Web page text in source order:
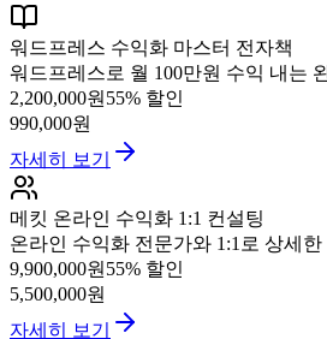
워드프레스 수익화 마스터 전자책
워드프레스로 월 100만원 수익 내는
2,200,000원 55% 할인
990,000원
자세히 보기
메킷 온라인 수익화 1:1 컨설팅
온라인 수익화 전문가와 1:1로 상세
9,900,000원 55% 할인
5,500,000원
자세히 보기